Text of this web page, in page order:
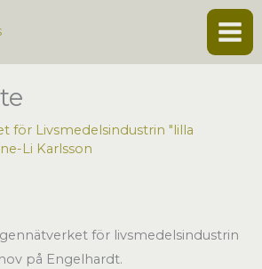
för Livsmedelsindustrin "lilla
Li Karlsson
för livsmedelsindustrin
på Engelhardt.